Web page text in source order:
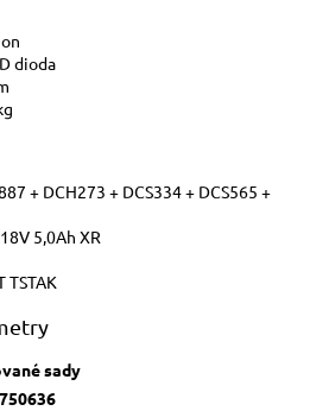
dioda
+ DCH273 + DCS334 + DCS565 +
5,0Ah XR
TSTAK
sady